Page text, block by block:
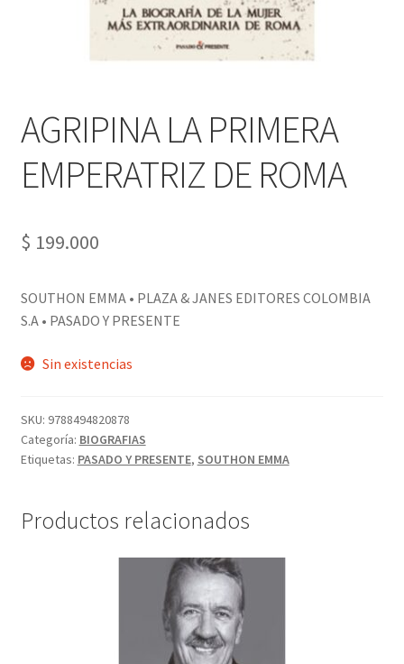
AGRIPINA LA PRIMERA
EMPERATRIZ DE ROMA
$ 199.000
SOUTHON EMMA • PLAZA & JANES EDITORES COLOMBIA
S.A • PASADO Y PRESENTE
Sin existencias
SKU: 9788494820878
Categoría: BIOGRAFIAS
Etiquetas: PASADO Y PRESENTE, SOUTHON EMMA
Productos relacionados